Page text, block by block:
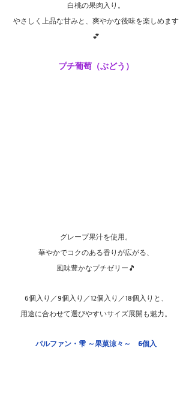
白桃の果肉入り。
やさしく上品な甘みと、爽やかな後味を楽しめます
💕
プチ葡萄（ぶどう）
グレープ果汁を使用。
華やかでコクのある香りが広がる、
風味豊かなプチゼリー🎵
6個入り／9個入り／12個入り／18個入りと、
用途に合わせて選びやすいサイズ展開も魅力。
パルファン・雫 ～果菓涼々～　6個入